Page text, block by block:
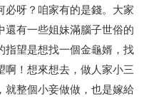
必呀？咱家有的是錢。大家
還有一些姐妹滿腦子世俗的
指望是想找一個金龜婿，找
啊！想來想去，做人家小三
就整個小妾做做，也是嫁給